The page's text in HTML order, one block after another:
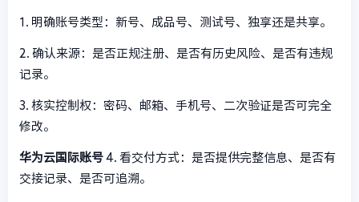
1. 明确账号类型：新号、成品号、测试号、独享还是共享。
2. 确认来源：是否正规注册、是否有历史风险、是否有违规
记录。
3. 核实控制权：密码、邮箱、手机号、二次验证是否可完全
修改。
华为云国际账号 4. 看交付方式：是否提供完整信息、是否有
交接记录、是否可追溯。